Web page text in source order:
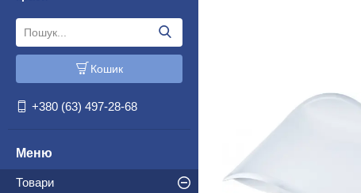
Кошик
+380 (63) 497-28-68
Товари